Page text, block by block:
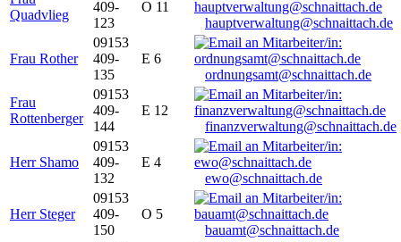
Quadvlieg
409-
123
O 11
hauptverwaltung@schnaittach.de
Frau Rother
09153
409-
135
E 6
ordnungsamt@schnaittach.de
Frau
Rottenberger
09153
409-
144
E 12
finanzverwaltung@schnaittach.de
Herr Shamo
09153
409-
132
E 4
ewo@schnaittach.de
Herr Steger
09153
409-
150
O 5
bauamt@schnaittach.de